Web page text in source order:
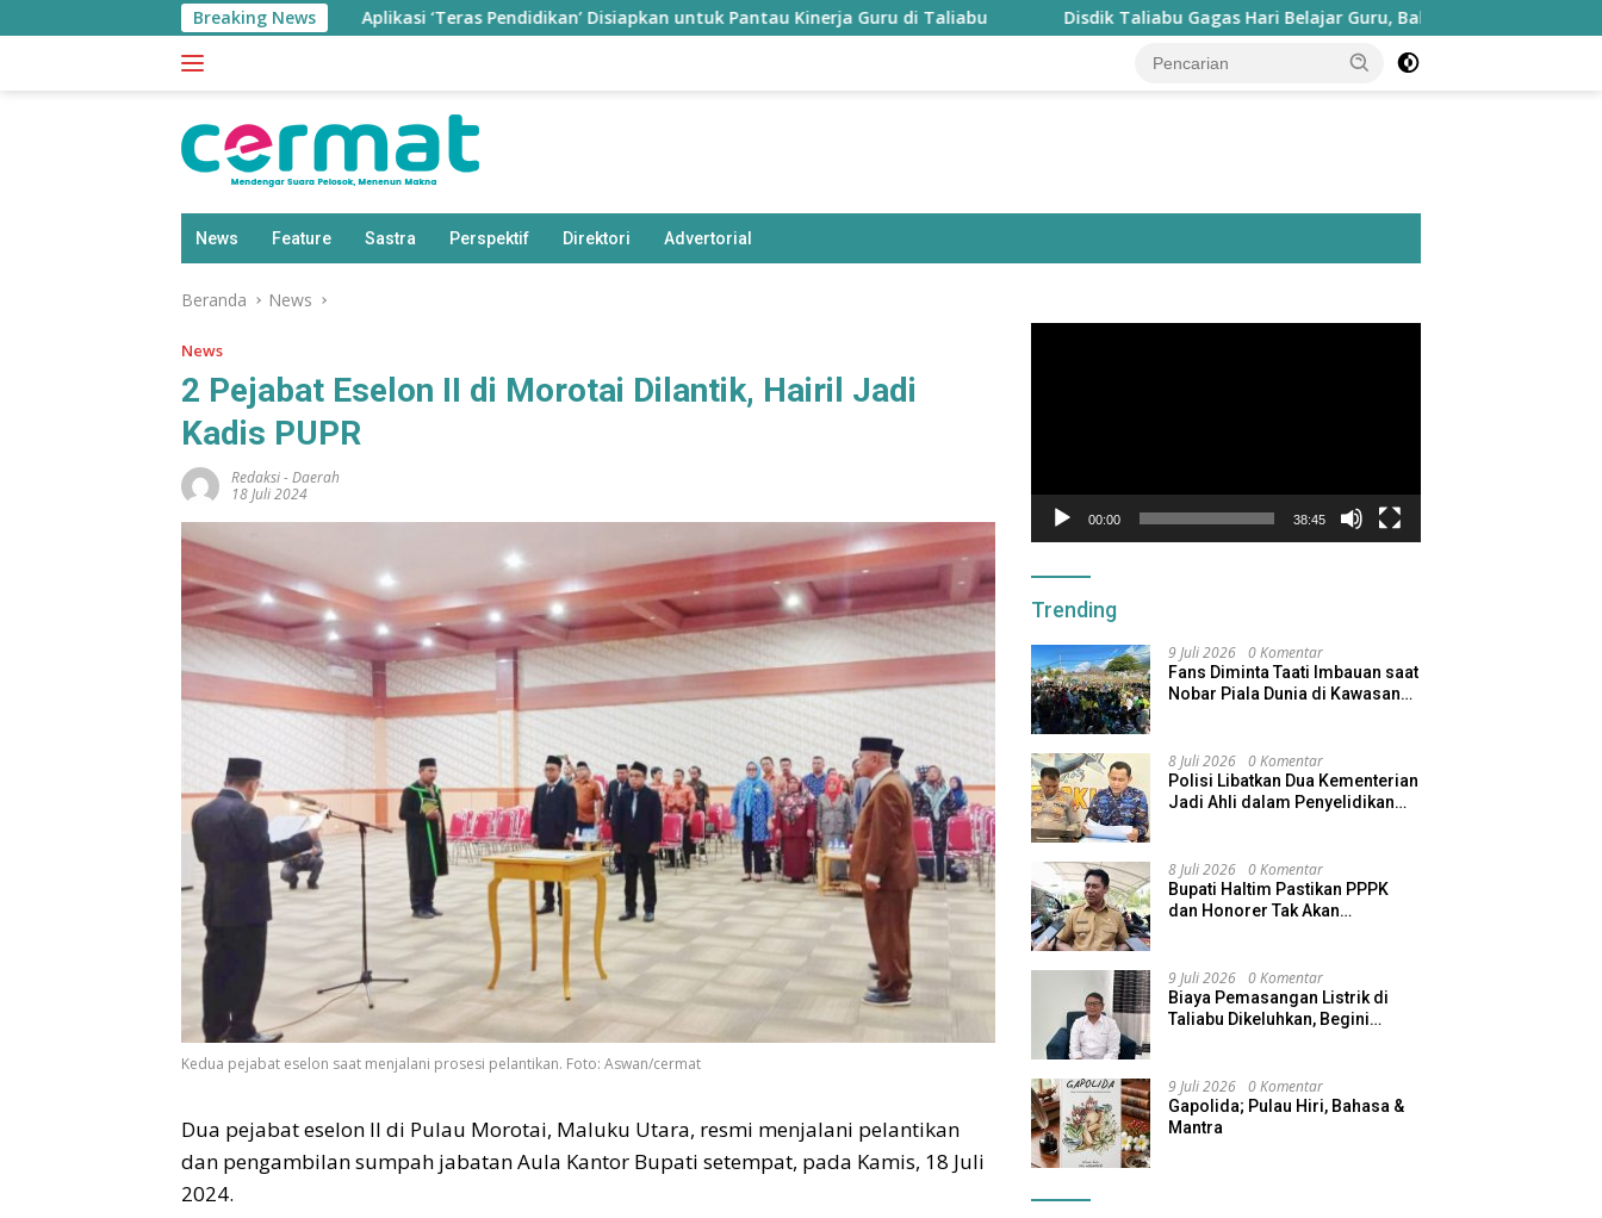
ke
Breaking NewsAplikasi ‘Teras Pendidikan’ Disiapkan untuk Pantau Kinerja Guru di Taliabu Disdik Taliabu Gagas Hari Belajar Guru, Bahasa Daerah hingga Kesenian
News Feature Sastra Perspektif Direktori Advertorial
Beranda News
News
2 Pejabat Eselon II di Morotai Dilantik, Hairil Jadi
Kadis PUPR
Redaksi-Daerah
18 Juli 2024
Kedua pejabat eselon saat menjalani prosesi pelantikan. Foto: Aswan/cermat
Dua pejabat eselon II di Pulau Morotai, Maluku Utara, resmi menjalani pelantikan
dan pengambilan sumpah jabatan Aula Kantor Bupati setempat, pada Kamis, 18 Juli
2024.
00:00 38:45
Trending
9 Juli 2026 0 Komentar
Fans Diminta Taati Imbauan saat
Nobar Piala Dunia di Kawasan
8 Juli 2026 0 Komentar
Polisi Libatkan Dua Kementerian
Jadi Ahli dalam Penyelidikan
8 Juli 2026 0 Komentar
Bupati Haltim Pastikan PPPK
dan Honorer Tak Akan
9 Juli 2026 0 Komentar
Biaya Pemasangan Listrik di
Taliabu Dikeluhkan, Begini
9 Juli 2026 0 Komentar
Gapolida; Pulau Hiri, Bahasa &
Mantra